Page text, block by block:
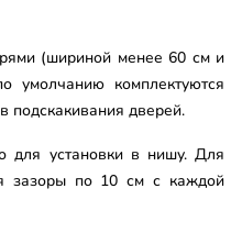
(шириной менее 60 см и
умолчанию комплектуются
подскакивания дверей.
для установки в нишу. Для
зазоры по 10 см с каждой